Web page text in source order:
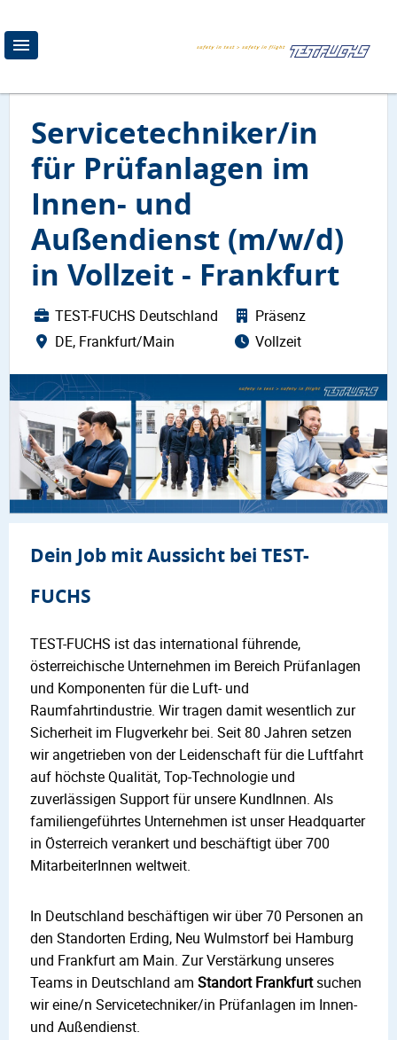
Servicetechniker/in
für Prüfanlagen im
Innen- und
Außendienst (m/w/d)
in Vollzeit - Frankfurt
TEST-FUCHS Deutschland
DE, Frankfurt/Main
Präsenz
Vollzeit
Dein Job mit Aussicht bei TEST-
FUCHS
TEST-FUCHS ist das international führende,
österreichische Unternehmen im Bereich Prüfanlagen
und Komponenten für die Luft- und
Raumfahrtindustrie. Wir tragen damit wesentlich zur
Sicherheit im Flugverkehr bei. Seit 80 Jahren setzen
wir angetrieben von der Leidenschaft für die Luftfahrt
auf höchste Qualität, Top-Technologie und
zuverlässigen Support für unsere KundInnen. Als
familiengeführtes Unternehmen ist unser Headquarter
in Österreich verankert und beschäftigt über 700
MitarbeiterInnen weltweit.
In Deutschland beschäftigen wir über 70 Personen an
den Standorten Erding, Neu Wulmstorf bei Hamburg
und Frankfurt am Main. Zur Verstärkung unseres
Teams in Deutschland am Standort Frankfurtsuchen
wir eine/n Servicetechniker/in Prüfanlagen im Innen-
und Außendienst.